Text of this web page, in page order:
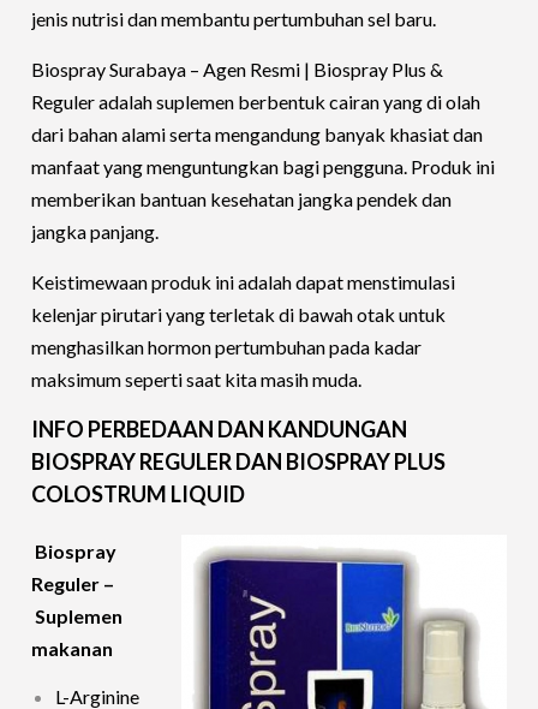
jenis nutrisi dan membantu pertumbuhan sel baru.
Biospray Surabaya – Agen Resmi | Biospray Plus &
Reguler adalah suplemen berbentuk cairan yang di olah
dari bahan alami serta mengandung banyak khasiat dan
manfaat yang menguntungkan bagi pengguna. Produk ini
memberikan bantuan kesehatan jangka pendek dan
jangka panjang.
Keistimewaan produk ini adalah dapat menstimulasi
kelenjar pirutari yang terletak di bawah otak untuk
menghasilkan hormon pertumbuhan pada kadar
maksimum seperti saat kita masih muda.
INFO PERBEDAAN DAN KANDUNGAN
BIOSPRAY REGULER DAN BIOSPRAY PLUS
COLOSTRUM LIQUID
Biospray
Reguler –
Suplemen
makanan
L-Arginine